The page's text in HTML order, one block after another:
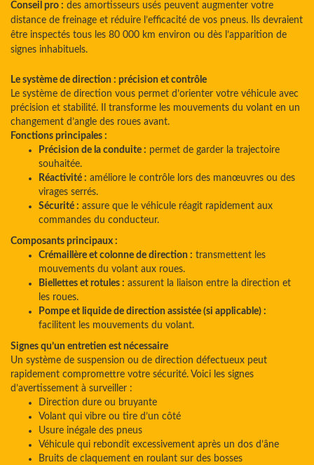
Conseil pro : des amortisseurs usés peuvent augmenter votre
distance de freinage et réduire l’efficacité de vos pneus. Ils devraient
être inspectés tous les 80 000 km environ ou dès l’apparition de
signes inhabituels.
Le système de direction : précision et contrôle
Le système de direction vous permet d’orienter votre véhicule avec
précision et stabilité. Il transforme les mouvements du volant en un
changement d’angle des roues avant.
Fonctions principales :
Précision de la conduite : permet de garder la trajectoire
souhaitée.
Réactivité : améliore le contrôle lors des manœuvres ou des
virages serrés.
Sécurité : assure que le véhicule réagit rapidement aux
commandes du conducteur.
Composants principaux :
Crémaillère et colonne de direction : transmettent les
mouvements du volant aux roues.
Biellettes et rotules : assurent la liaison entre la direction et
les roues.
Pompe et liquide de direction assistée (si applicable) :
facilitent les mouvements du volant.
Signes qu’un entretien est nécessaire
Un système de suspension ou de direction défectueux peut
rapidement compromettre votre sécurité. Voici les signes
d’avertissement à surveiller :
Direction dure ou bruyante
Volant qui vibre ou tire d’un côté
Usure inégale des pneus
Véhicule qui rebondit excessivement après un dos d’âne
Bruits de claquement en roulant sur des bosses